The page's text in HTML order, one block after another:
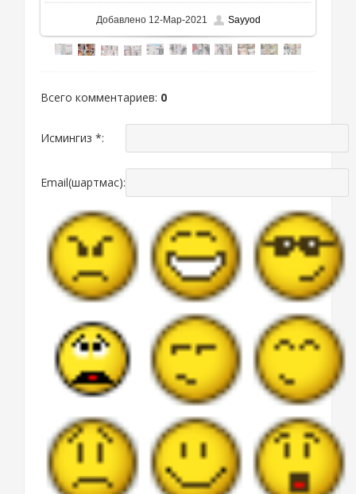
Добавлено12-Мар-2021 Sayyod
Всего комментариев: 0
Исмингиз *:
Email(шартмас):